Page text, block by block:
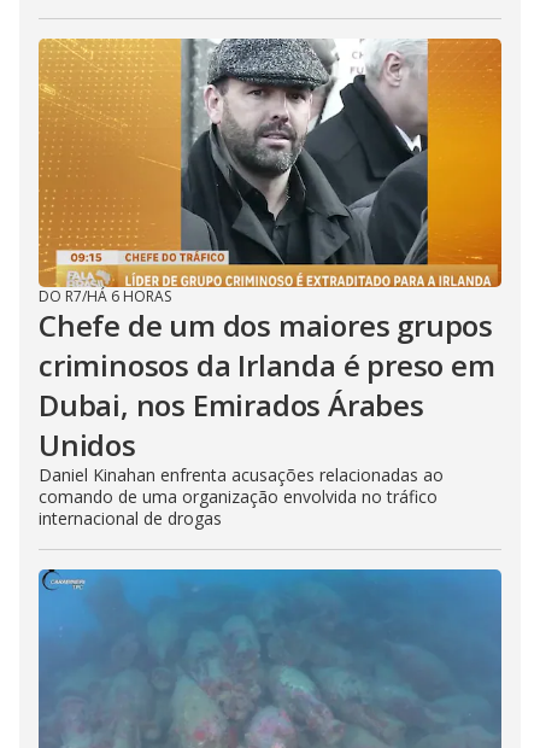
DO R7/HÁ 6 HORAS
Chefe de um dos maiores grupos
criminosos da Irlanda é preso em
Dubai, nos Emirados Árabes
Unidos
Daniel Kinahan enfrenta acusações relacionadas ao
comando de uma organização envolvida no tráfico
internacional de drogas